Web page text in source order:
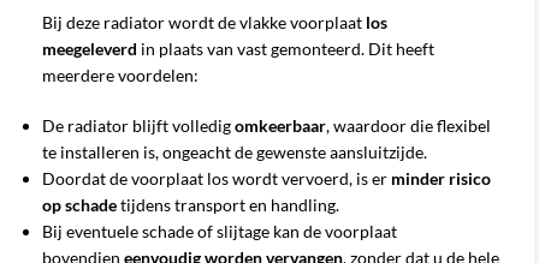
Bij deze radiator wordt de vlakke voorplaat los
meegeleverd in plaats van vast gemonteerd. Dit heeft
meerdere voordelen:
De radiator blijft volledigomkeerbaar, waardoor die flexibel
te installeren is, ongeacht de gewenste aansluitzijde.
Doordat de voorplaat los wordt vervoerd, is er minder risico
op schadetijdens transport en handling.
Bij eventuele schade of slijtage kan de voorplaat
bovendien eenvoudig worden vervangen, zonder dat u de hele